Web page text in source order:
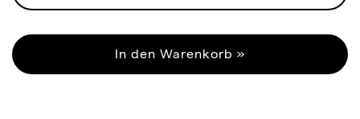
In den Warenkorb »